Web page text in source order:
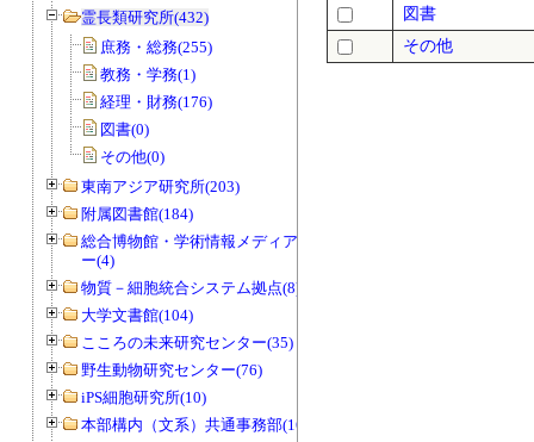
霊長類研究所(432)
庶務・総務(255)
教務・学務(1)
経理・財務(176)
図書(0)
その他(0)
東南アジア研究所(203)
附属図書館(184)
総合博物館・学術情報メディアセンタ
ー(4)
物質－細胞統合システム拠点(8)
大学文書館(104)
こころの未来研究センター(35)
野生動物研究センター(76)
iPS細胞研究所(10)
本部構内（文系）共通事務部(165)
図書
その他